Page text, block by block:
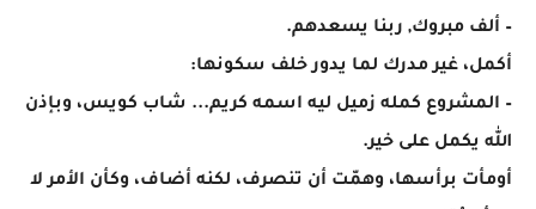
– ألف مبروك, ربنا يسعدهم.
أكمل، غير مدرك لما يدور خلف سكونها:
– المشروع كمله زميل ليه اسمه كريم... شاب كويس، وبإذن
الله يكمل على خير.
أومأت برأسها، وهمّت أن تنصرف، لكنه أضاف، وكأن الأمر لا